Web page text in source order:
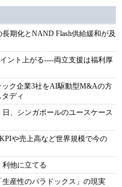
期化とNAND Flash供給緩和が及
ント上がる----両立支援は福利厚
ク企業3社をAI駆動型M&Aの方
ディ
、シンガポールのユースケース
や売上高など世界規模で今の
他に立てる
産性のパラドックス」の現実